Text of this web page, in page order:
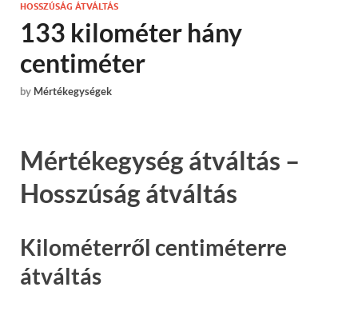
HOSSZÚSÁG ÁTVÁLTÁS
133 kilométer hány
centiméter
by Mértékegységek
Mértékegység átváltás –
Hosszúság átváltás
Kilométerről centiméterre
átváltás